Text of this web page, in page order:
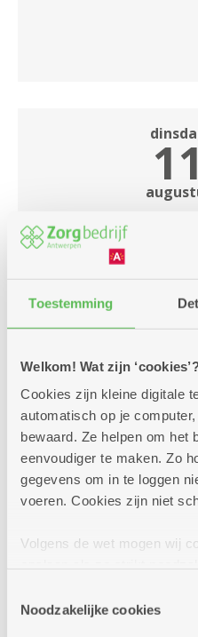
Toestemming
Welkom! Wat zijn
Cookies zijn kleine digitale
automatisch op je
bewaard. Ze helpen om het
eenvoudiger te maken. Zo
gegevens om in te loggen
voeren. Cookies zijn niet
Volgens de wet mogen wij
cookies hebben we jouw
cookies worden geplaatst
Noodzakelijke cookies
Train je
Dienstencentrum
je uit, elke week
oplossingen te zoeken
dinsdag
11